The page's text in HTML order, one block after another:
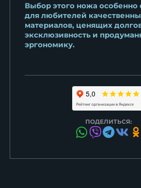
Выбор этого ножа особенно
для любителей
материалов, ценящих
эксклюзивность и
эргономику.
ПОДЕЛИТЬСЯ: